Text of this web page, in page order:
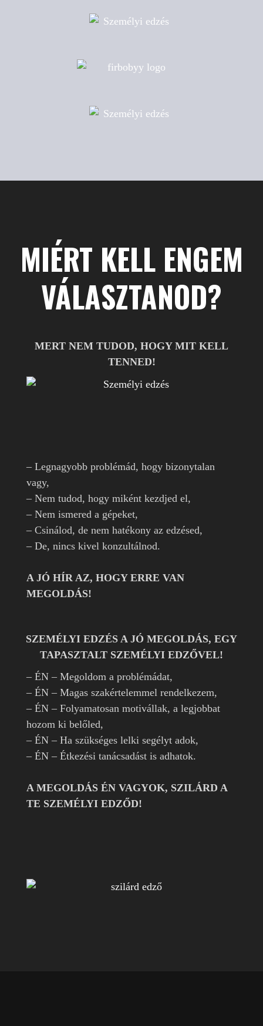
MIÉRT KELL ENGEM
VÁLASZTANOD?
MERT NEM TUDOD, HOGY MIT KELL
TENNED!
– Legnagyobb problémád, hogy bizonytalan
vagy,
– Nem tudod, hogy miként kezdjed el,
– Nem ismered a gépeket,
– Csinálod, de nem hatékony az edzésed,
– De, nincs kivel konzultálnod.
A JÓ HÍR AZ, HOGY ERRE VAN
MEGOLDÁS!
SZEMÉLYI EDZÉS A JÓ MEGOLDÁS, EGY
TAPASZTALT SZEMÉLYI EDZŐVEL!
– ÉN – Megoldom a problémádat,
– ÉN – Magas szakértelemmel rendelkezem,
– ÉN – Folyamatosan motivállak, a legjobbat
hozom ki belőled,
– ÉN – Ha szükséges lelki segélyt adok,
– ÉN – Étkezési tanácsadást is adhatok.
A MEGOLDÁS ÉN VAGYOK, SZILÁRD A
TE SZEMÉLYI EDZŐD!